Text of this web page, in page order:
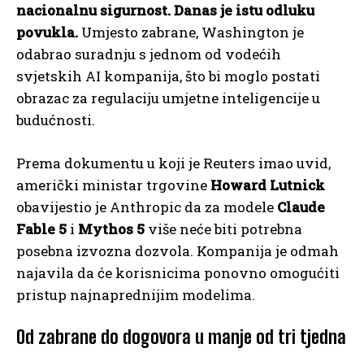
nacionalnu sigurnost. Danas je istu odluku
povukla. Umjesto zabrane, Washington je
odabrao suradnju s jednom od vodećih
svjetskih AI kompanija, što bi moglo postati
obrazac za regulaciju umjetne inteligencije u
budućnosti.
Prema dokumentu u koji je Reuters imao uvid,
američki ministar trgovine Howard Lutnick
obavijestio je Anthropic da za modele Claude
Fable 5 i Mythos 5 više neće biti potrebna
posebna izvozna dozvola. Kompanija je odmah
najavila da će korisnicima ponovno omogućiti
pristup najnaprednijim modelima.
Od zabrane do dogovora u manje od tri tjedna